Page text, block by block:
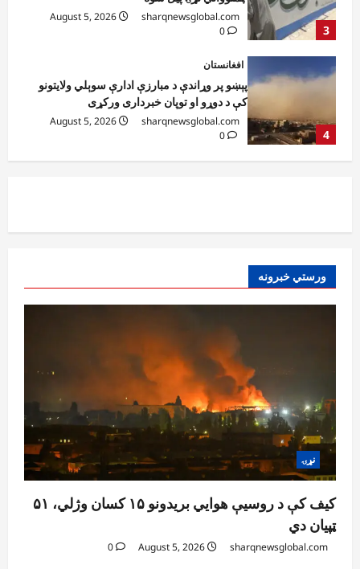
4
sharqnewsglobal.com
0
5
افغانستان
خلیلزاد: پاکستان له جدي اقتصادي، امنیتي او
سیاسي ستونزو سره مخ دی
sharqnewsglobal.com
0
sharqnewsglobal.com
August 5, 2026
sharqnewsglobal.com
0
افغانستان
ننګرهار کې د اسد ۲۴مې په مناسبت د
چمتووالي لړۍ پیل شوه
sharqnewsglobal.com
August 5, 2026
0
پېښو پر وړاندې د مبارزې ادارې سوېلي ولایتونو
sharqnewsglobal.com
August 5, 2026
ورستي خبرونه
نړۍ
کیف کې د روسیې هوايي بریدونو ۱۵ کسان وژلي، ۵۱
ټپیان دي
sharqnewsglobal.com
0